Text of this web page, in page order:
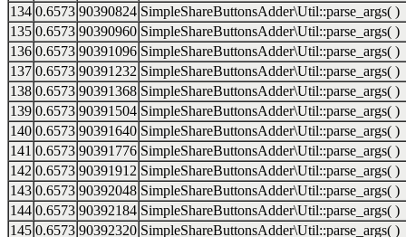
134 0.6573 90390824 SimpleShareButtonsAdder\Util::parse_args( )
135 0.6573 90390960 SimpleShareButtonsAdder\Util::parse_args( )
136 0.6573 90391096 SimpleShareButtonsAdder\Util::parse_args( )
137 0.6573 90391232 SimpleShareButtonsAdder\Util::parse_args( )
138 0.6573 90391368 SimpleShareButtonsAdder\Util::parse_args( )
139 0.6573 90391504 SimpleShareButtonsAdder\Util::parse_args( )
140 0.6573 90391640 SimpleShareButtonsAdder\Util::parse_args( )
141 0.6573 90391776 SimpleShareButtonsAdder\Util::parse_args( )
142 0.6573 90391912 SimpleShareButtonsAdder\Util::parse_args( )
143 0.6573 90392048 SimpleShareButtonsAdder\Util::parse_args( )
144 0.6573 90392184 SimpleShareButtonsAdder\Util::parse_args( )
145 0.6573 90392320 SimpleShareButtonsAdder\Util::parse_args( )